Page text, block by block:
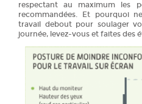
respectant au maximum les
recommandées. Et pourquoi
travail debout pour soulager
journée, levez-vous et faites des